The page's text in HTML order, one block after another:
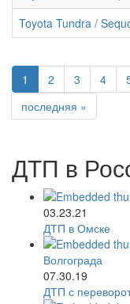
Toyota Tundra /
1 2 3 4
последняя »
ДТП в
03.23.21
ДТП в Омске
07.30.19
ДТП с